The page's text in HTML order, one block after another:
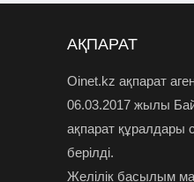
АҚПАРАТ
Oinet.kz ақпарат
06.03.2017 жылы
ақпарат құралдары
берілді.
Желілік басылым